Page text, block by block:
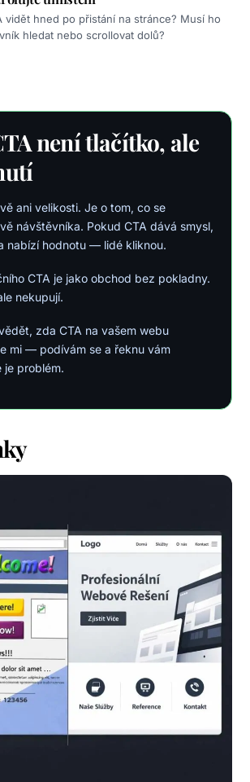
vidět hned po přistání na stránce? Musí ho
hledat nebo scrollovat dolů?
není tlačítko, ale
ani velikosti. Je o tom, co se
návštěvníka. Pokud CTA dává smysl,
nabízí hodnotu — lidé kliknou.
CTA je jako obchod bez pokladny.
nekupují.
zda CTA na vašem webu
mi — podívám se a řeknu vám
je problém.